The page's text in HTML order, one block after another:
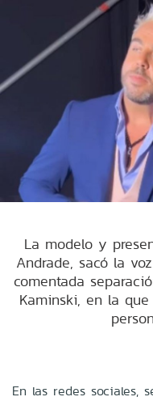
La modelo y
Andrade, sacó la
comentada
Kaminski, en la
En las redes sociales,